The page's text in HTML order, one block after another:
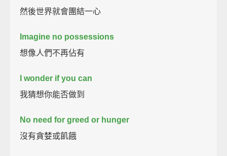
然後世界就會團結一心
Imagine no possessions
想像人們不再佔有
I wonder if you can
我猜想你能否做到
No need for greed or hunger
沒有貪婪或飢餓